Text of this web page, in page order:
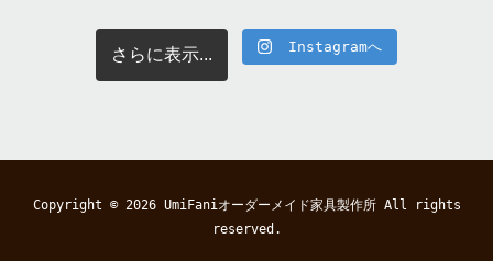
さらに表示... Instagramへ
Copyright © 2026 UmiFaniオーダーメイド家具製作所All rights
reserved.